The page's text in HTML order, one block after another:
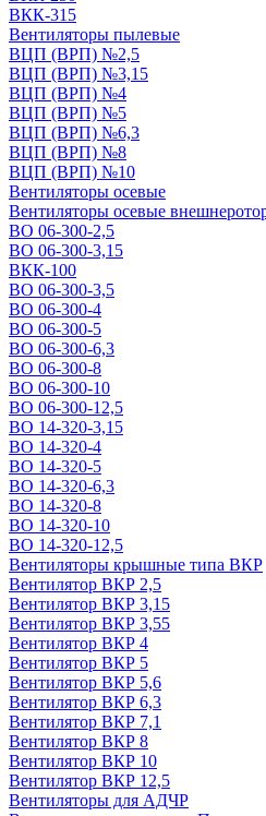
ВКК-315
Вентиляторы пылевые
ВЦП (ВРП) №2,5
ВЦП (ВРП) №3,15
ВЦП (ВРП) №4
ВЦП (ВРП) №5
ВЦП (ВРП) №6,3
ВЦП (ВРП) №8
ВЦП (ВРП) №10
Вентиляторы осевые
Вентиляторы осевые
ВО 06-300-2,5
ВО 06-300-3,15
ВКК-100
ВО 06-300-3,5
ВО 06-300-4
ВО 06-300-5
ВО 06-300-6,3
ВО 06-300-8
ВО 06-300-10
ВО 06-300-12,5
ВО 14-320-3,15
ВО 14-320-4
ВО 14-320-5
ВО 14-320-6,3
ВО 14-320-8
ВО 14-320-10
ВО 14-320-12,5
Вентиляторы крышные типа ВКР
Вентилятор ВКР 2,5
Вентилятор ВКР 3,15
Вентилятор ВКР 3,55
Вентилятор ВКР 4
Вентилятор ВКР 5
Вентилятор ВКР 5,6
Вентилятор ВКР 6,3
Вентилятор ВКР 7,1
Вентилятор ВКР 8
Вентилятор ВКР 10
Вентилятор ВКР 12,5
Вентиляторы для АДЧР